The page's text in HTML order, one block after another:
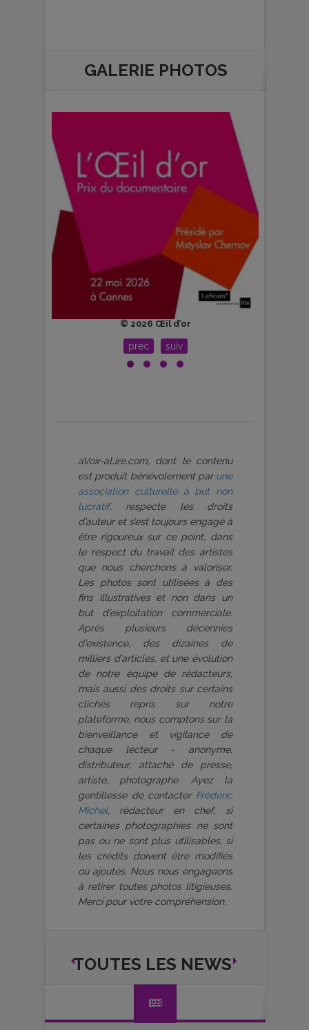
GALERIE PHOTOS
© 2026 Œil d’or
prec suiv
aVoir-aLire.com, dont le contenu
est produit bénévolement par une
association culturelle à but non
lucratif, respecte les droits
d’auteur et s’est toujours engagé à
être rigoureux sur ce point, dans
le respect du travail des artistes
que nous cherchons à valoriser.
Les photos sont utilisées à des
fins illustratives et non dans un
but d’exploitation commerciale.
Après plusieurs décennies
d’existence, des dizaines de
milliers d’articles, et une évolution
de notre équipe de rédacteurs,
mais aussi des droits sur certains
clichés repris sur notre
plateforme, nous comptons sur la
bienveillance et vigilance de
chaque lecteur - anonyme,
distributeur, attaché de presse,
artiste, photographe. Ayez la
gentillesse de contacter Frédéric
Michel, rédacteur en chef, si
certaines photographies ne sont
pas ou ne sont plus utilisables, si
les crédits doivent être modifiés
ou ajoutés. Nous nous engageons
à retirer toutes photos litigieuses.
Merci pour votre compréhension.
TOUTES LES NEWS